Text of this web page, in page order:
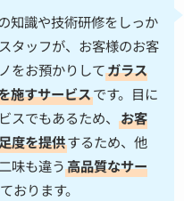
知識や技術研修をしっか
タッフが、お客様のお客
をお預かりしてガラス
施すサービスです。目に
スでもあるため、 お客
度を提供するため、他
味も違う高品質なサー
おります。